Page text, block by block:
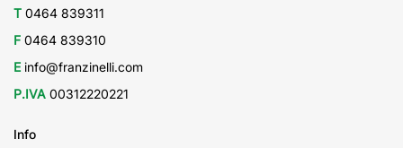
T 0464 839311
F 0464 839310
E info@franzinelli.com
P.IVA 00312220221
Info